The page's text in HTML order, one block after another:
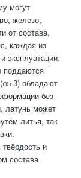
могут
железо,
от состава,
каждая из
эксплуатации.
поддаются
обладают
без
латунь может
литья, так
и
состава